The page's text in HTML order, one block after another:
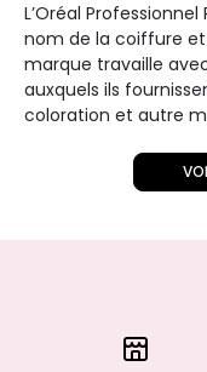
L’Oréal
nom de la coiffure
marque travaille
auxquels ils
coloration et autre